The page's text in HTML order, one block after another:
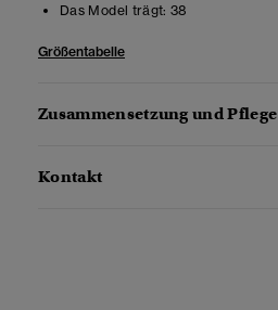
Das Model trägt: 38
Größentabelle
Zusammensetzung und Pflege
Kontakt